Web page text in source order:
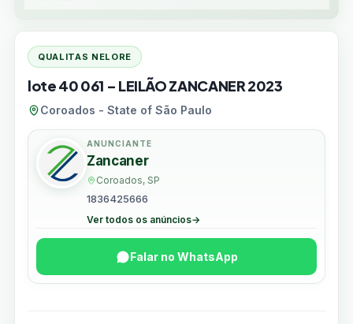
QUALITAS NELORE
lote 40 061 – LEILÃO ZANCANER 2023
Coroados - State of São Paulo
ANUNCIANTE
Zancaner
Coroados, SP
1836425666
Ver todos os anúncios→
Falar no WhatsApp